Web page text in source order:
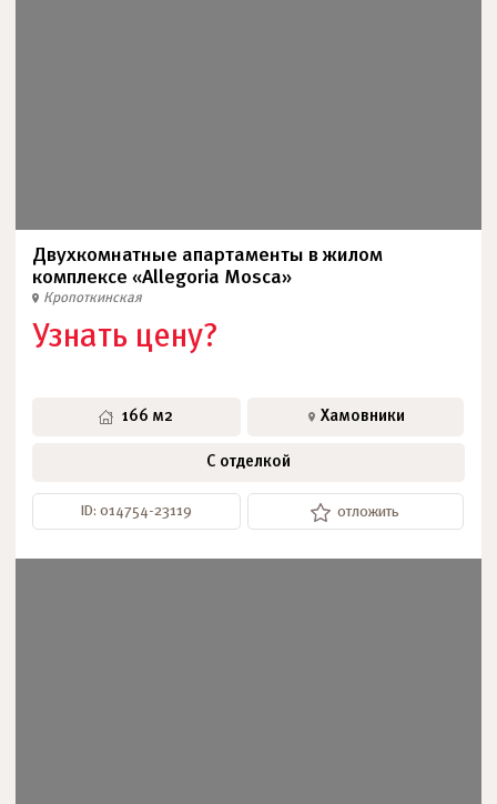
Двухкомнатные апартаменты в жилом
комплексе «Allegoria Mosca»
Кропоткинская
Узнать цену?
166 м2 Хамовники
С отделкой
ID: 014754-23119 отложить